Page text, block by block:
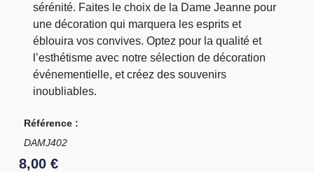
sérénité. Faites le choix de la Dame Jeanne pour
une décoration qui marquera les esprits et
éblouira vos convives. Optez pour la qualité et
l’esthétisme avec notre sélection de décoration
événementielle, et créez des souvenirs
inoubliables.
Référence :
DAMJ402
8,00 €